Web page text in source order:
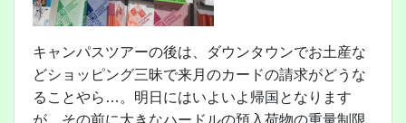
キャンパスツアーの後は、ダウンタウンでお土産な
どショッピング三昧で来月のカードの請求がどうな
ることやら…。明日にはいよいよ帰国となります
が、その前に大きなハードルの預入荷物の重量制限